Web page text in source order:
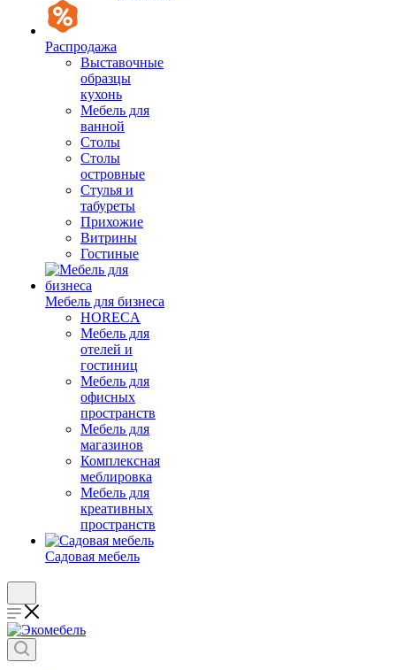
Распродажа
Выставочные
образцы
кухонь
Мебель для
ванной
Столы
Столы
островные
Стулья и
табуреты
Прихожие
Витрины
Гостиные
Мебель для бизнеса
HORECA
Мебель для
отелей и
гостиниц
Мебель для
офисных
пространств
Мебель для
магазинов
Комплексная
меблировка
Мебель для
креативных
пространств
Садовая мебель